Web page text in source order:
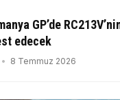
GP’de
edecek
8 Temmuz 2026